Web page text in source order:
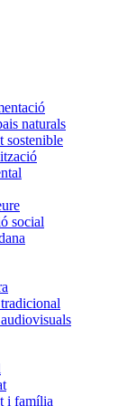
naturals
sostenible
social
i família